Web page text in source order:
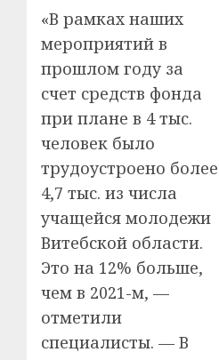
«В рамках наших
мероприятий в
прошлом году за
счет средств фонда
при плане в 4 тыс.
человек было
трудоустроено более
4,7 тыс. из числа
учащейся молодежи
Витебской области.
Это на 12% больше,
чем в 2021-м, —
отметили
специалисты. — В